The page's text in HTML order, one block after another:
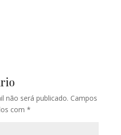
não será publicado. Campos
com *